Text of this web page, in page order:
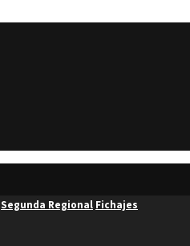
Segunda Regional Fichajes